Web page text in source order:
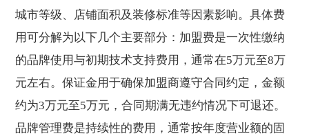
城市等级、店铺面积及装修标准等因素影响。具体费
用可分解为以下几个主要部分：加盟费是一次性缴纳
的品牌使用与初期技术支持费用，通常在5万元至8万
元左右。保证金用于确保加盟商遵守合同约定，金额
约为3万元至5万元，合同期满无违约情况下可退还。
品牌管理费是持续性的费用，通常按年度营业额的固